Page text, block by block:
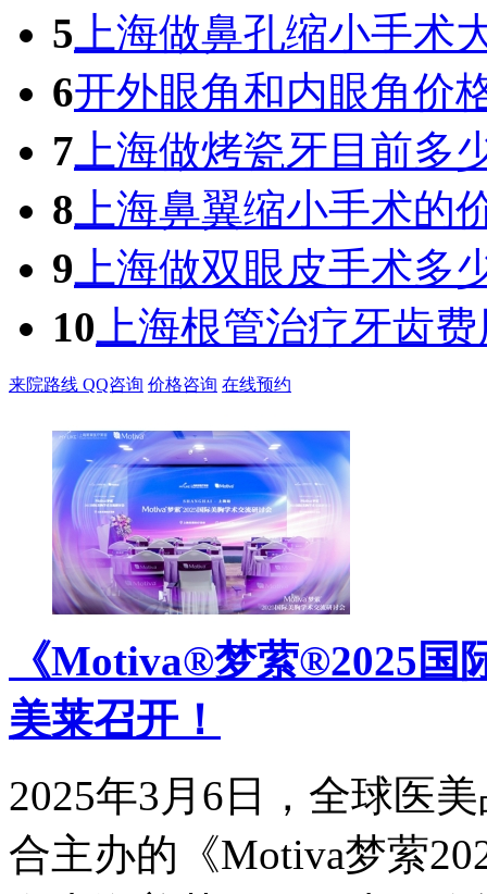
5 上海做鼻孔缩小手术
6开外眼角和内眼角价
7 上海做烤瓷牙目前多
8 上海鼻翼缩小手术的
9 上海做双眼皮手术多
10 上海根管治疗牙齿
来院路线 QQ咨询 价格咨询 在线预约
《Motiva®梦萦®2025国
美莱召开！
2025年3月6日，全球医
合主办的《Motiva梦萦